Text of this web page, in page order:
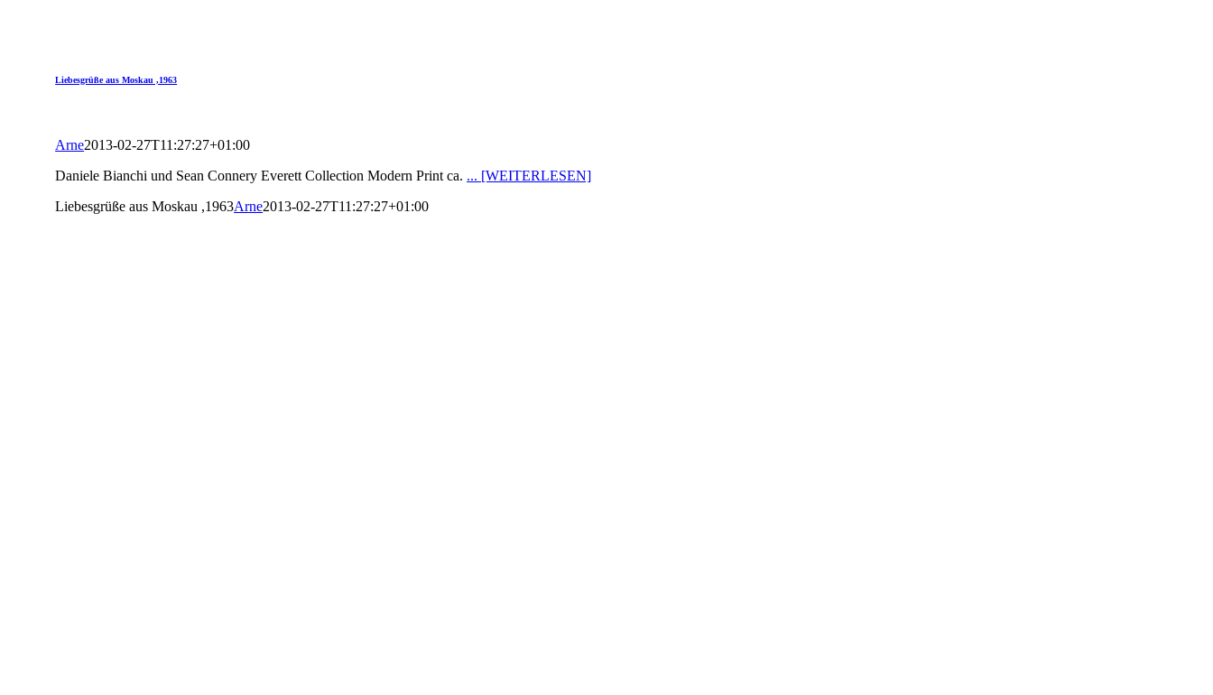
Liebesgrüße aus Moskau ,1963
Arne2013-02-27T11:27:27+01:00
Daniele Bianchi und Sean Connery Everett Collection Modern Print ca. ... [WEITERLESEN]
Liebesgrüße aus Moskau ,1963Arne2013-02-27T11:27:27+01:00